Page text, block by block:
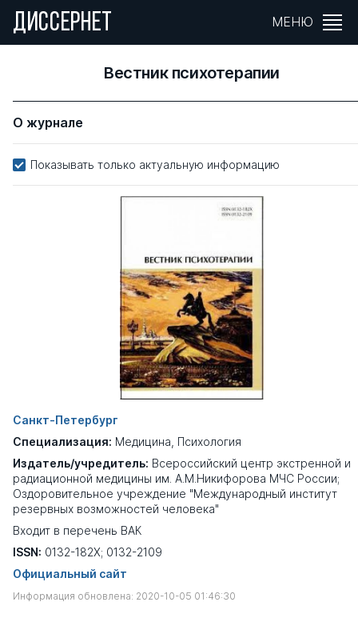
ДИССЕРНЕТ МЕНЮ
Вестник психотерапии
О журнале
Показывать только актуальную информацию
Санкт-Петербург
Специализация: Медицина Психология
Издатель/учредитель: Всероссийский центр экстренной и
радиационной медицины им. А.М.Никифорова МЧС России;
Оздоровительное учреждение "Международный институт
резервных возможностей человека"
Входит в перечень ВАК
ISSN: 0132-182Х; 0132-2109
Официальный сайт
Информация обновлена: 2020-10-05 01:46:30